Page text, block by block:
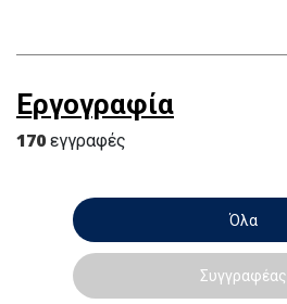
Εργογραφία
170 εγγραφές
Όλα
Συγγραφέας